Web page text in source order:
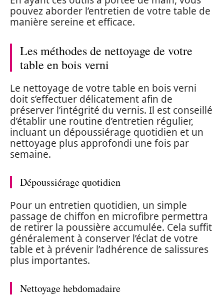
pouvez aborder l’entretien de votre table de
manière sereine et efficace.
Les méthodes de nettoyage de votre
table en bois verni
Le nettoyage de votre table en bois verni
doit s’effectuer délicatement afin de
préserver l’intégrité du vernis. Il est conseillé
d’établir une routine d’entretien régulier,
incluant un dépoussiérage quotidien et un
nettoyage plus approfondi une fois par
semaine.
Dépoussiérage quotidien
Pour un entretien quotidien, un simple
passage de chiffon en microfibre permettra
de retirer la poussière accumulée. Cela suffit
généralement à conserver l’éclat de votre
table et à prévenir l’adhérence de salissures
plus importantes.
Nettoyage hebdomadaire